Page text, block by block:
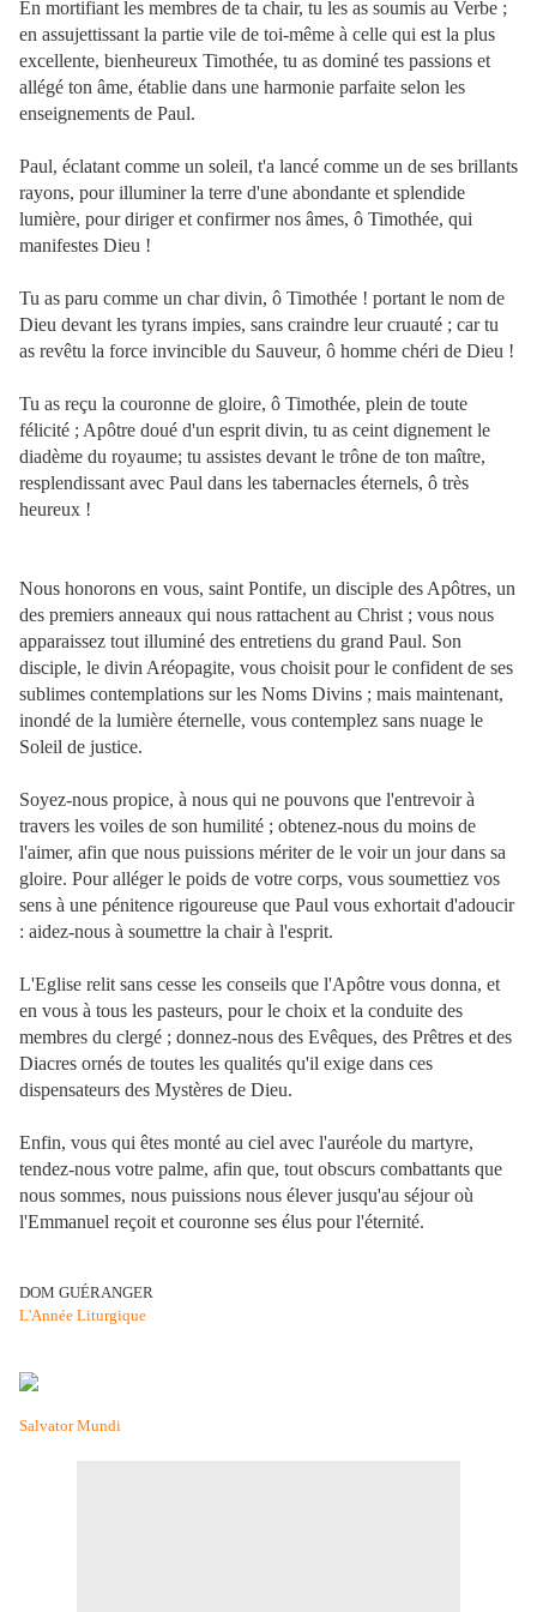
En mortifiant les membres de ta chair, tu les as soumis au Verbe ;
en assujettissant la partie vile de toi-même à celle qui est la plus
excellente, bienheureux Timothée, tu as dominé tes passions et
allégé ton âme, établie dans une harmonie parfaite selon les
enseignements de Paul.
Paul, éclatant comme un soleil, t'a lancé comme un de ses brillants
rayons, pour illuminer la terre d'une abondante et splendide
lumière, pour diriger et confirmer nos âmes, ô Timothée, qui
manifestes Dieu !
Tu as paru comme un char divin, ô Timothée ! portant le nom de
Dieu devant les tyrans impies, sans craindre leur cruauté ; car tu
as revêtu la force invincible du Sauveur, ô homme chéri de Dieu !
Tu as reçu la couronne de gloire, ô Timothée, plein de toute
félicité ; Apôtre doué d'un esprit divin, tu as ceint dignement le
diadème du royaume; tu assistes devant le trône de ton maître,
resplendissant avec Paul dans les tabernacles éternels, ô très
heureux !
Nous honorons en vous, saint Pontife, un disciple des Apôtres, un
des premiers anneaux qui nous rattachent au Christ ; vous nous
apparaissez tout illuminé des entretiens du grand Paul. Son
disciple, le divin Aréopagite, vous choisit pour le confident de ses
sublimes contemplations sur les Noms Divins ; mais maintenant,
inondé de la lumière éternelle, vous contemplez sans nuage le
Soleil de justice.
Soyez-nous propice, à nous qui ne pouvons que l'entrevoir à
travers les voiles de son humilité ; obtenez-nous du moins de
l'aimer, afin que nous puissions mériter de le voir un jour dans sa
gloire. Pour alléger le poids de votre corps, vous soumettiez vos
sens à une pénitence rigoureuse que Paul vous exhortait d'adoucir
: aidez-nous à soumettre la chair à l'esprit.
L'Eglise relit sans cesse les conseils que l'Apôtre vous donna, et
en vous à tous les pasteurs, pour le choix et la conduite des
membres du clergé ; donnez-nous des Evêques, des Prêtres et des
Diacres ornés de toutes les qualités qu'il exige dans ces
dispensateurs des Mystères de Dieu.
Enfin, vous qui êtes monté au ciel avec l'auréole du martyre,
tendez-nous votre palme, afin que, tout obscurs combattants que
nous sommes, nous puissions nous élever jusqu'au séjour où
l'Emmanuel reçoit et couronne ses élus pour l'éternité.
DOM GUÉRANGER
L'Année Liturgique
Salvator Mundi